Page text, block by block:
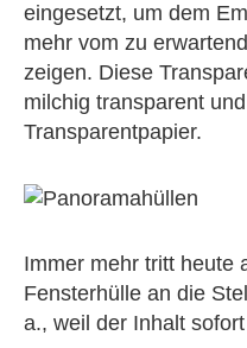
eingesetzt, um dem
mehr vom zu
zeigen. Diese
milchig transparent
Transparentpapier.
Immer mehr tritt heute
Fensterhülle an die
a., weil der Inhalt